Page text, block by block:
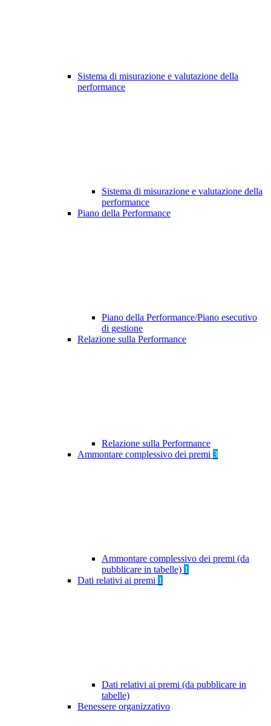
Sistema di misurazione e valutazione della
performance
Sistema di misurazione e valutazione della
performance
Piano della Performance
Piano della Performance/Piano esecutivo
di gestione
Relazione sulla Performance
Relazione sulla Performance
Ammontare complessivo dei premi 3
Ammontare complessivo dei premi (da
pubblicare in tabelle) 1
Dati relativi ai premi 1
Dati relativi ai premi (da pubblicare in
tabelle)
Benessere organizzativo